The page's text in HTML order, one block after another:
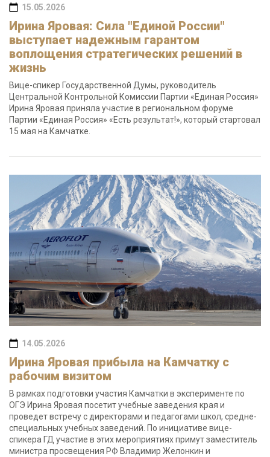
15.05.2026
Ирина Яровая: Сила "Единой России"
выступает надежным гарантом
воплощения стратегических решений в
жизнь
Вице-спикер Государственной Думы, руководитель
Центральной Контрольной Комиссии Партии «Единая Россия»
Ирина Яровая приняла участие в региональном форуме
Партии «Единая Россия» «Есть результат!», который стартовал
15 мая на Камчатке.
14.05.2026
Ирина Яровая прибыла на Камчатку с
рабочим визитом
В рамках подготовки участия Камчатки в эксперименте по
ОГЭ Ирина Яровая посетит учебные заведения края и
проведет встречу с директорами и педагогами школ, средне-
специальных учебных заведений. По инициативе вице-
спикера ГД участие в этих мероприятиях примут заместитель
министра просвещения РФ Владимир Желонкин и